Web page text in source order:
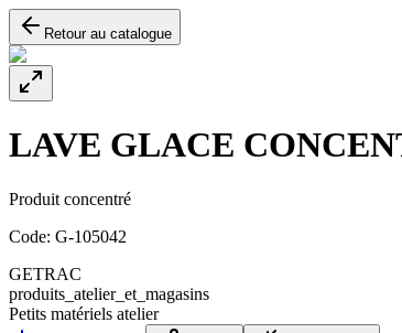
Retour au catalogue
LAVE GLACE
Produit concentré
Code: G-105042
GETRAC
produits_atelier_et_magasins
Petits matériels atelier